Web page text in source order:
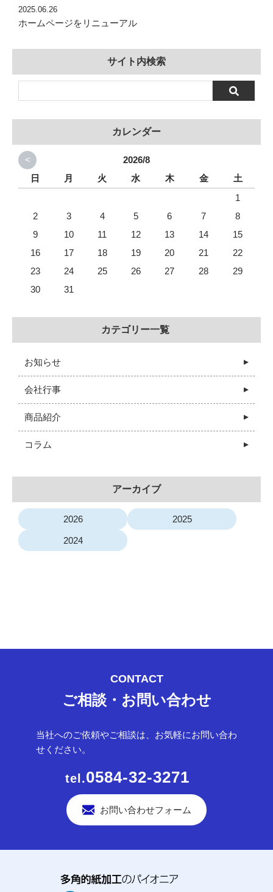
2025.06.26
ホームページをリニューアル
サイト内検索
カレンダー
<
2026/8
日
月 火 水 木 金
土
1
2
3 4 5 6 7
8
9
10 11 12 13 14
15
16
17 18 19 20 21
22
23
24 25 26 27 28
29
30
31
カテゴリー一覧
お知らせ
会社行事
商品紹介
コラム
アーカイブ
2026 2025
2024
CONTACT
ご相談・お問い合わせ
当社へのご依頼やご相談は、お気軽にお問い合わ
せください。
0584-32-3271
お問い合わせフォーム